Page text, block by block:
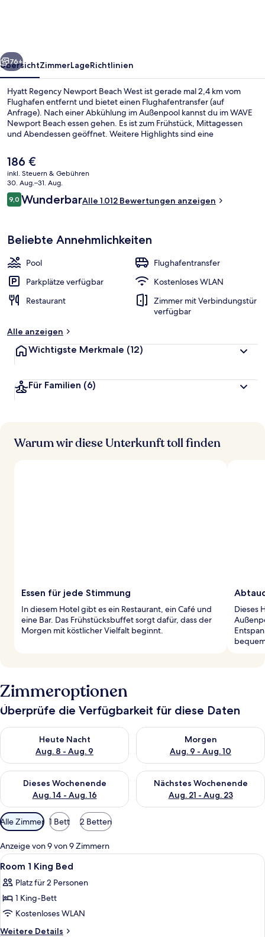
Weiter
76+
ÜbersichtZimmerLageRichtlinien
Hyatt Regency Newport Beach West ist gerade mal 2,4 km vom
Flughafen entfernt und bietet einen Flughafentransfer (auf
Anfrage). Nach einer Abkühlung im Außenpool kannst du im WAVE
Newport Beach essen gehen. Es ist zum Frühstück, Mittagessen
und Abendessen geöffnet. Weitere Highlights sind eine
hilfsbereite Personal und die Nähe zum Flughafen erhalten tolle
Bewertungen von anderen Reisenden.
Der
aktuelle
Preis
beträgt
186 €.
186 €
inkl. Steuern & Gebühren
30. Aug.–31. Aug.
Bewertungen
9,09,0 von 10.
WunderbarAlle 1.012 Bewertungen anzeigen
Beliebte Annehmlichkeiten
Pool
Flughafentransfer
Parkplätze verfügbar
Kostenloses WLAN
Restaurant
Zimmer mit Verbindungstür
verfügbar
Alle anzeigen
Wichtigste Merkmale (12)
Für Familien (6)
Warum wir diese Unterkunft toll finden
Essen für jede Stimmung
In diesem Hotel gibt es ein Restaurant, ein Café und
eine Bar. Das Frühstücksbuffet sorgt dafür, dass der
Morgen mit köstlicher Vielfalt beginnt.
Dieses
Zimmeroptionen
Überprüfe die Verfügbarkeit für diese Daten
Heute Nacht
Aug. 8 - Aug. 9
Überprüfe die Verfügbarkeit für heute Nacht, Aug. 8 - Aug. 9.
Morgen
Aug. 9 - Aug. 10
Überprüfe die Verfügbarkeit
Dieses Wochenende
Aug. 14 - Aug. 16
Überprüfe die Verfügbarkeit für dieses Wochenende, Aug. 14
Nächstes Wochenende
Aug. 21 - Aug. 23
Überprüfe die Verfügbarkeit
Verfügbare
Filter
für
Zimmer
Alle Zimmer 1 Bett 2 Betten
Anzeige von 9 von 9 Zimmern
Alle
Fotos
für
Room
1
King
Ein Hotelzimmer mit Bett,
3
Room 1 King Bed
Platz für 2 Personen
1 King-Bett
Kostenloses WLAN
Weitere Details
Weitere